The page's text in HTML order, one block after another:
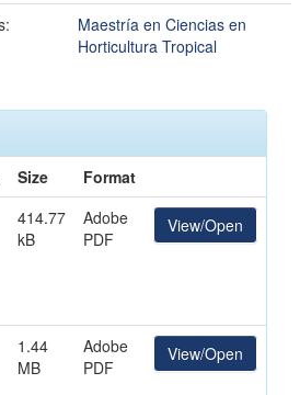
Maestría en Ciencias en
Horticultura Tropical
Size
Format
414.77
kB
Adobe
PDF
View/Open
1.44
MB
Adobe
PDF
View/Open